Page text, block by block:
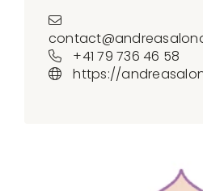
+41 79 736 46 58
https://